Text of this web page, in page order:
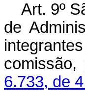
Art. 9º
de
6.733, de